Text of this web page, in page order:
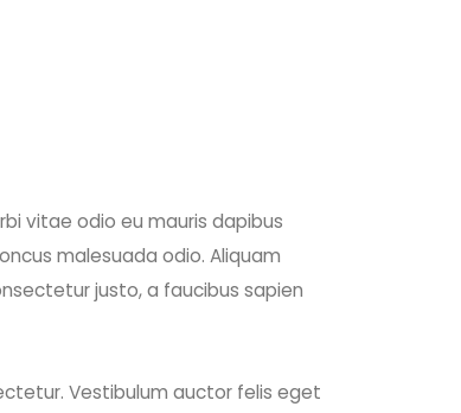
vitae odio eu mauris dapibus
malesuada odio. Aliquam
justo, a faucibus sapien
Vestibulum auctor felis eget